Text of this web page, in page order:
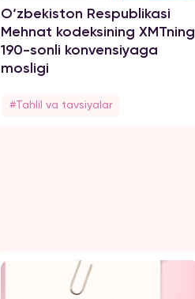
O‘zbekiston Respublikasi
Mehnat kodeksining XMTning
190-sonli konvensiyaga
mosligi
#Tahlil va tavsiyalar